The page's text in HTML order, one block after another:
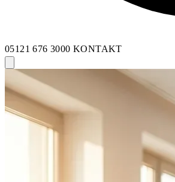
05121 676 3000KONTAKT